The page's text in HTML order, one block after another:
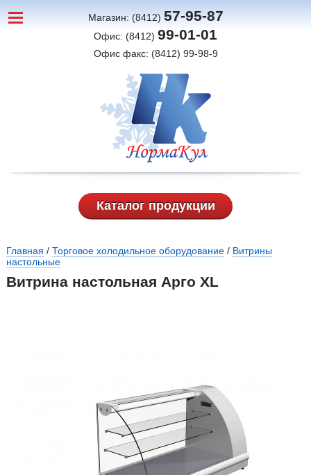
Магазин: (8412) 57-95-87
Офис: (8412) 99-01-01
Офис факс: (8412) 99-98-9
Каталог продукции
Вы здесь
Главная / Торговое холодильное оборудование / Витрины
настольные
Витрина настольная Арго XL